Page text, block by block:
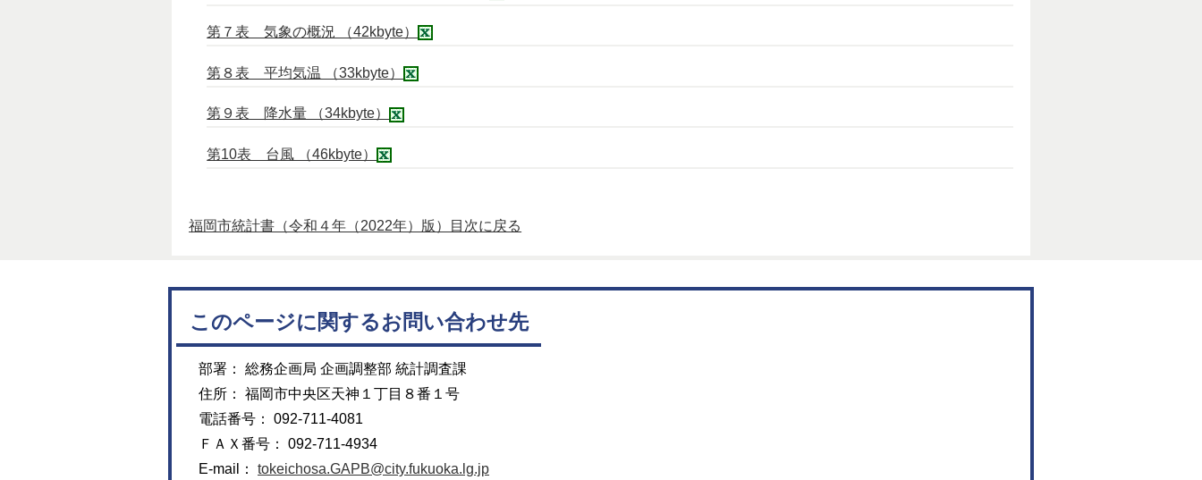
第７表 気象の概況 （42kbyte）
第８表 平均気温 （33kbyte）
第９表 降水量 （34kbyte）
第10表 台風 （46kbyte）
福岡市統計書（令和４年（2022年）版）目次に戻る
このページに関するお問い合わせ先
部署： 総務企画局 企画調整部 統計調査課
住所： 福岡市中央区天神１丁目８番１号
電話番号： 092-711-4081
ＦＡＸ番号： 092-711-4934
E-mail： tokeichosa.GAPB@city.fukuoka.lg.jp